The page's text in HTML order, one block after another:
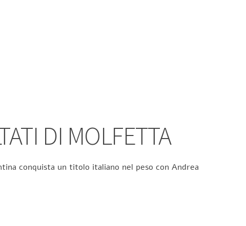
DI MOLFETTA
conquista un titolo italiano nel peso con Andrea